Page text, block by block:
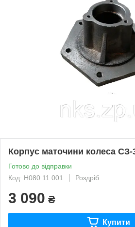
Корпус маточини колеса СЗ-
Готово до відправки
Код: Н080.11.001
Роздріб
3 090 ₴
Купити